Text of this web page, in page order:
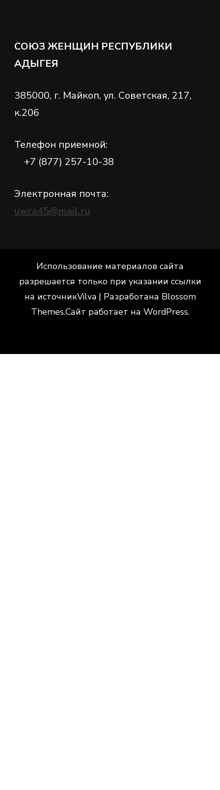
СОЮЗ ЖЕНЩИН РЕСПУБЛИКИ
АДЫГЕЯ
385000, г. Майкоп, ул. Советская, 217,
к.206
Телефон приемной:
+7 (877) 257-10-38
Электронная почта:
uwra45@mail.ru
Использование материалов сайта
разрешается только при указании ссылки
на источникVilva | Разработана Blossom
Themes.Сайт работает на WordPress.